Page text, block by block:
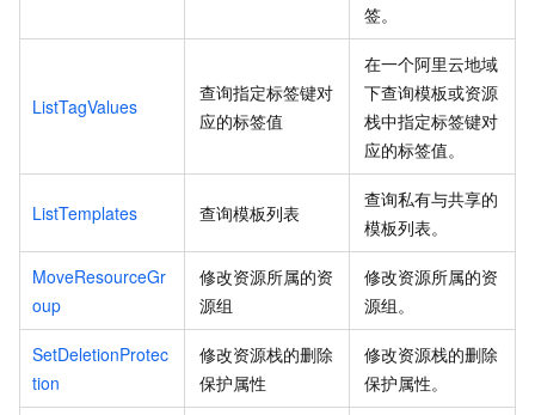
签。
ListTagValues
查询指定标签键对
应的标签值
在一个阿里云地域
下查询模板或资源
栈中指定标签键对
应的标签值。
ListTemplates 查询模板列表
查询私有与共享的
模板列表。
MoveResourceGr
oup
修改资源所属的资
源组
修改资源所属的资
源组。
SetDeletionProtec
tion
修改资源栈的删除
保护属性
修改资源栈的删除
保护属性。